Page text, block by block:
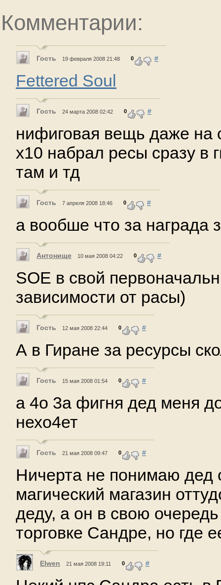
Комментарии:
Гость 19 февраля 2008 21:48 0 #
Fettered Soul
Гость 24 марта 2008 02:42 0 #
нифиговая вещь даже на
х10 набрал ресы сразу в
там и тд
Гость 7 апреля 2008 18:46 0 #
а вообше что за награда
Антонище 10 мая 2008 04:22 0 #
SOE в свой
зависимости от расы)
Гость 12 мая 2008 22:44 0 #
А в Гиране за ресурсы
Гость 15 мая 2008 01:54 0 #
а 4о 3а фигня дед меня
нехо4ет
Гость 21 мая 2008 09:47 0 #
Ничерта не понимаю дед
магический магазин
деду, а он в свою очередь
торговке Сандре, но где
Elwen 21 мая 2008 19:11 0 #